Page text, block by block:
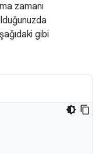
zamanı
gibi